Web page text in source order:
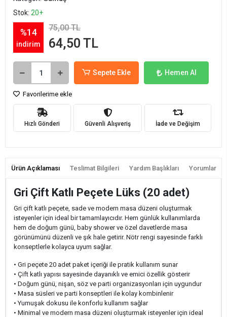
Stok: 20+
%14
indirim
75,00 TL
64,50 TL
Sepete Ekle Hemen Al
Favorilerime ekle
Hızlı Gönderi Güvenli Alışveriş İade ve Değişim
Ürün Açıklaması Teslimat Bilgileri Yardım Başlıkları Yorumlar
Gri Çift Katlı Peçete Lüks (20 adet)
Gri çift katlı peçete, sade ve modern masa düzeni oluşturmak
isteyenler için ideal bir tamamlayıcıdır. Hem günlük kullanımlarda
hem de doğum günü, baby shower ve özel davetlerde masa
görünümünü düzenli ve şık hale getirir. Nötr rengi sayesinde farklı
konseptlerle kolayca uyum sağlar.
• Gri peçete 20 adet paket içeriği ile pratik kullanım sunar
• Çift katlı yapısı sayesinde dayanıklı ve emici özellik gösterir
• Doğum günü, nişan, söz ve parti organizasyonları için uygundur
• Masa süsleri ve parti konseptleri ile kolay kombinlenir
• Yumuşak dokusu ile konforlu kullanım sağlar
• Minimal ve modern masa düzeni oluşturmak isteyenler için ideal